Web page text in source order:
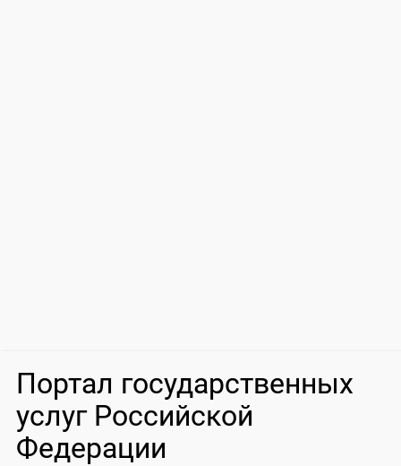
Портал государственных
услуг Российской
Федерации